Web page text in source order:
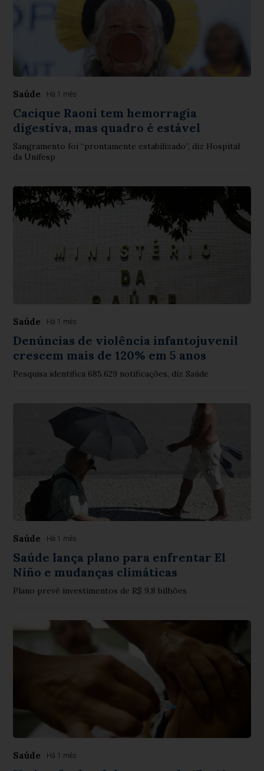
Saúde Há 1 mês
Cacique Raoni tem hemorragia
digestiva, mas quadro é estável
Sangramento foi “prontamente estabilizado”, diz Hospital
da Unifesp
Saúde Há 1 mês
Denúncias de violência infantojuvenil
crescem mais de 120% em 5 anos
Pesquisa identifica 685.629 notificações, diz Saúde
Saúde Há 1 mês
Saúde lança plano para enfrentar El
Niño e mudanças climáticas
Plano prevê investimentos de R$ 9,8 bilhões
Saúde Há 1 mês